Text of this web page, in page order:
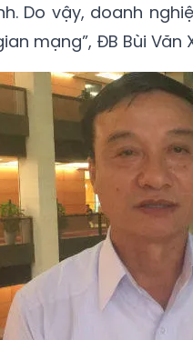
Do vậy, doanh
mạng”, ĐB Bùi Văn